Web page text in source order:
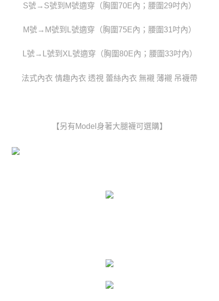
４．使用「AFTEE先享後付」時，將依據個別帳號之用戶狀況，依本公司即
請求用戶進行身份認證。
５．嚴禁一人註冊多個帳號或使用他人資訊註冊。若發現惡意使用之情形，
貨到付款(新竹貨運)
每筆NT$120
S號→S號到M號適穿（胸圍70E內；腰圍29吋內）
M號→M號到L號適穿（胸圍75E內；腰圍31吋內）
L號→L號到XL號適穿（胸圍80E內；腰圍33吋內）
法式內衣 情趣內衣 透視 蕾絲內衣 無襯 薄襯 吊襪帶
【另有Model身著大腿襪可選購】